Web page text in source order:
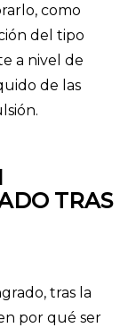
como
del tipo
a nivel de
de las
TRAS
tras la
por qué ser